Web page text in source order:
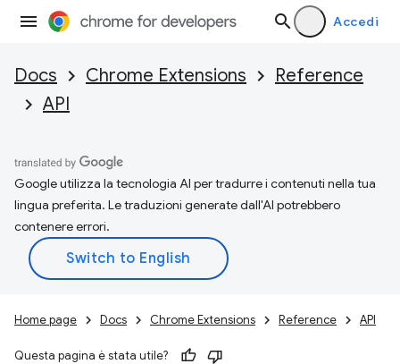
Accedi
Docs Chrome Extensions
Reference
API
Google utilizza la tecnologia AI per tradurre i contenuti nella tua
lingua preferita. Le traduzioni generate dall'AI potrebbero
contenere errori.
Home page Docs Chrome Extensions Reference API
Questa pagina è stata utile?